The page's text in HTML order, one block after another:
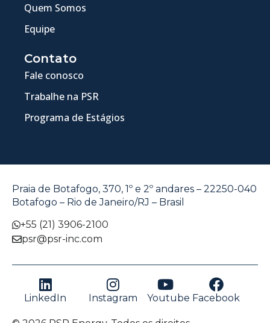
Quem Somos
Equipe
Contato
Fale conosco
Trabalhe na PSR
Programa de Estágios
Praia de Botafogo, 370, 1º e 2º andares – 22250-040
Botafogo – Rio de Janeiro/RJ – Brasil
+55 (21) 3906-2100
psr@psr-inc.com
LinkedIn Instagram Youtube Facebook